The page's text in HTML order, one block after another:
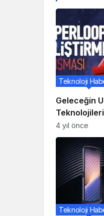
Geleceğin
Geliştirme
Teknoloji
4 yıl önce
Teknoloji